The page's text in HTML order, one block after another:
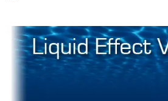
当前幻灯片：1 / 6